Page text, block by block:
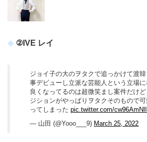
②IVE レイ
ジョイ子の大のヲタクで追っかけて渡
事デビューし立派な芸能人という立場
良くなってるのは超微笑まし案件だけ
ジションがやっぱりヲタクそのもの
ってしまった pic.twitter.com/
— 山田 (@Yooo___9) March 25, 2022